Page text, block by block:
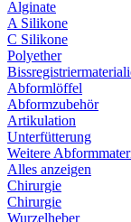
Alginate
A Silikone
C Silikone
Polyether
Abformlöffel
Abformzubehör
Artikulation
Unterfütterung
Weitere
Alles anzeigen
Chirurgie
Chirurgie
Wurzelheber